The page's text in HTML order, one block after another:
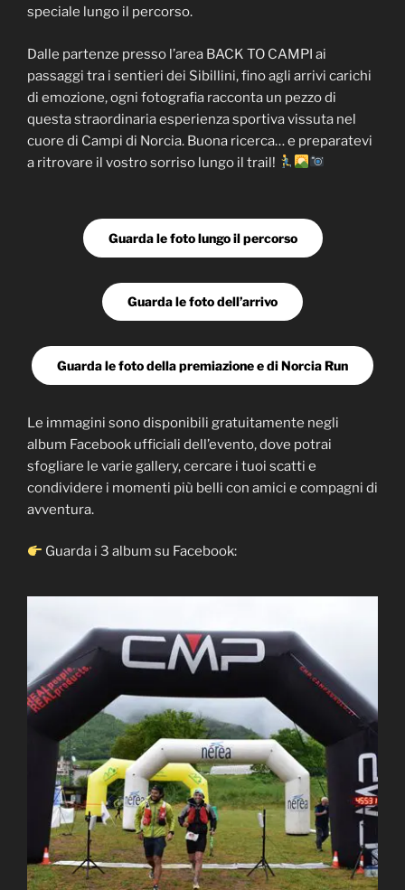
speciale lungo il percorso.
Dalle partenze presso l’area BACK TO CAMPI ai
passaggi tra i sentieri dei Sibillini, fino agli arrivi carichi
di emozione, ogni fotografia racconta un pezzo di
questa straordinaria esperienza sportiva vissuta nel
cuore di Campi di Norcia. Buona ricerca… e preparatevi
a ritrovare il vostro sorriso lungo il trail!
Guarda le foto lungo il percorso
Guarda le foto dell’arrivo
Guarda le foto della premiazione e di Norcia Run
Le immagini sono disponibili gratuitamente negli
album Facebook ufficiali dell’evento, dove potrai
sfogliare le varie gallery, cercare i tuoi scatti e
condividere i momenti più belli con amici e compagni di
avventura.
Guarda i 3 album su Facebook: